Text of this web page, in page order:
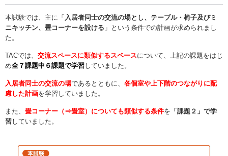
本試験では、主に「 入居者同士の交流の場とし、テーブル・椅子及びミ
ニキッチン、畳コーナーを設ける 」という条件での計画が求められまし
た。
TACでは、 交流スペースに類似するスペースについて、上記の課題をはじ
め全７課題中６課題で学習していました。
入居者同士の交流の場であるとともに、 各個室や上下階のつながりに配
慮した計画を学習していました。
また、 畳コーナー（⇒畳室）についても類似する条件を 「課題２」で学
習していました。